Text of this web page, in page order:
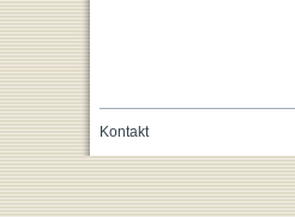
Kontakt